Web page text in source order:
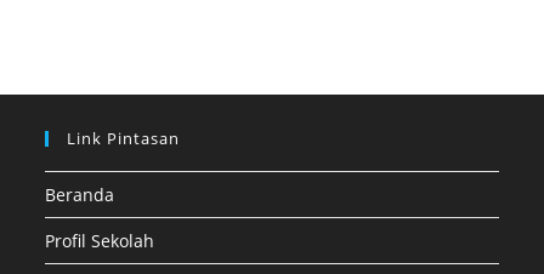
Link Pintasan
Beranda
Profil Sekolah